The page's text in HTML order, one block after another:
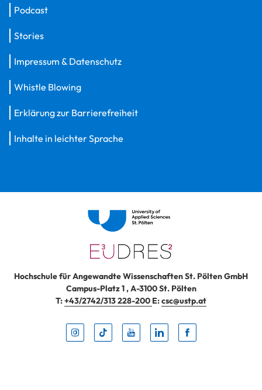
Podcast
Stories
Impressum & Datenschutz
Whistle Blowing
Erklärung zur Barrierefreiheit
Inhalte in leichter Sprache
Hochschule für Angewandte Wissenschaften St. Pölten GmbH
Campus-Platz 1,A-3100St. Pölten
T:+43/2742/313 228-200 E:csc@ustp.at